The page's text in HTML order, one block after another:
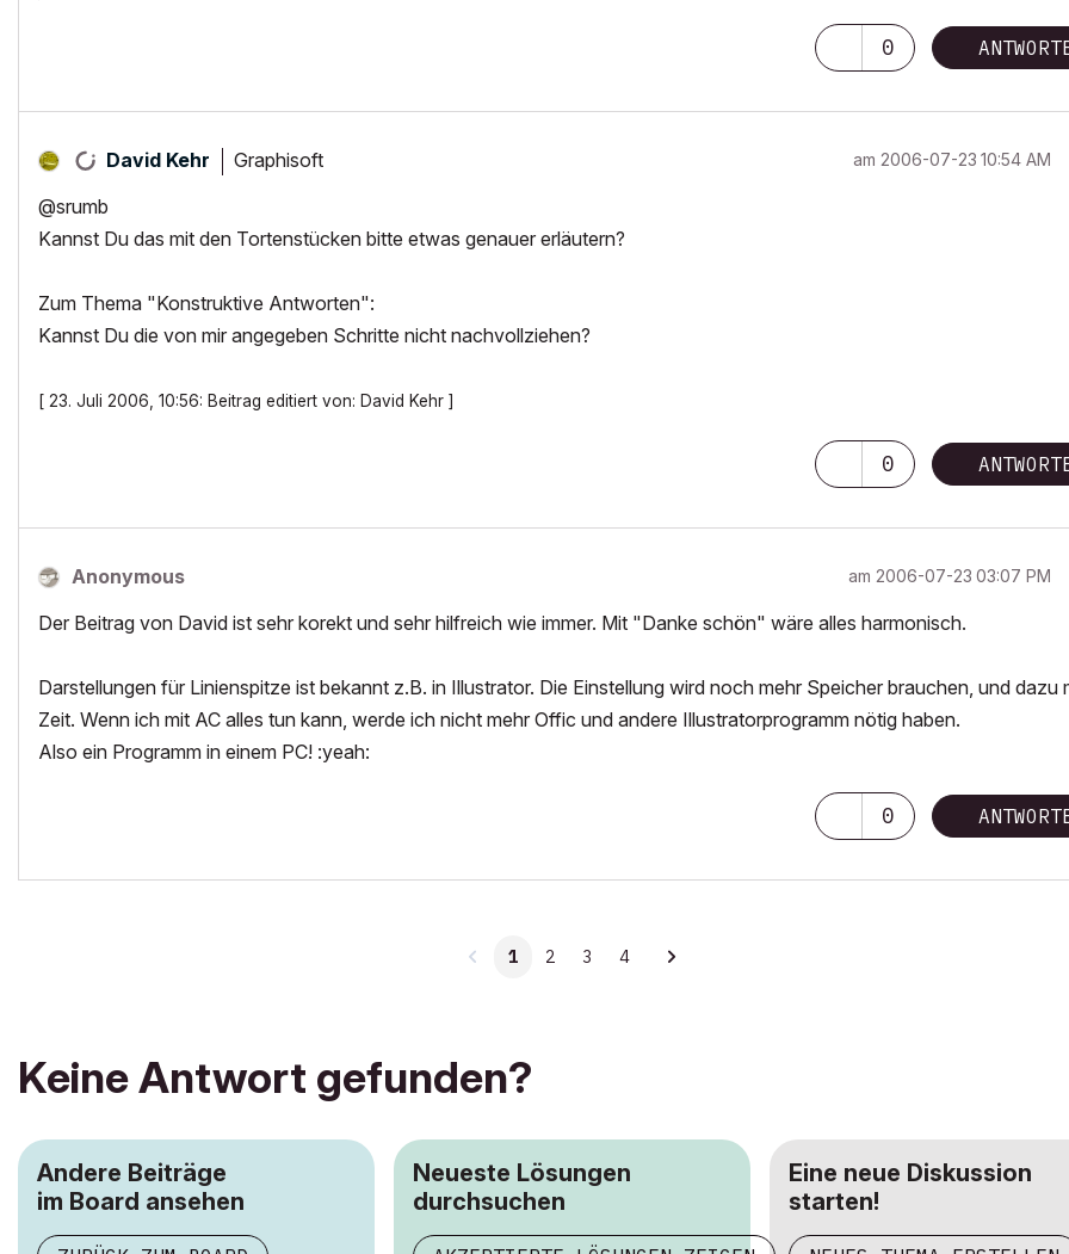
0
David Kehr Graphisoft am ‎2006-07-23 10:54 AM
@srumb
Kannst Du das mit den Tortenstücken bitte etwas genauer erläutern?
Zum Thema "Konstruktive Antworten":
Kannst Du die von mir angegeben Schritte nicht nachvollziehen?
[ 23. Juli 2006, 10:56: Beitrag editiert von: David Kehr ]
0
Anonymous am ‎2006-07-23 03:07 PM
Der Beitrag von David ist sehr korekt und sehr hilfreich wie immer. Mit "Danke schön" wäre alles harmonisch.
Darstellungen für Linienspitze ist bekannt z.B. in Illustrator. Die Einstellung wird noch mehr Speicher brauchen, und dazu
Zeit. Wenn ich mit AC alles tun kann, werde ich nicht mehr Offic und andere Illustratorprogramm nötig haben.
Also ein Programm in einem PC! :yeah:
0
1 2 3 4
Keine Antwort gefunden?
Andere Beiträge
im Board ansehen
Neueste Lösungen
durchsuchen
Eine neue Diskussion
starten!